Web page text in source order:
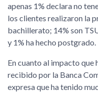
apenas 1% declara no
los clientes realizaron la
bachillerato; 14% son
y 1% ha hecho postgrado.
En cuanto al impacto que
recibido por la Banca
expresa que ha tenido